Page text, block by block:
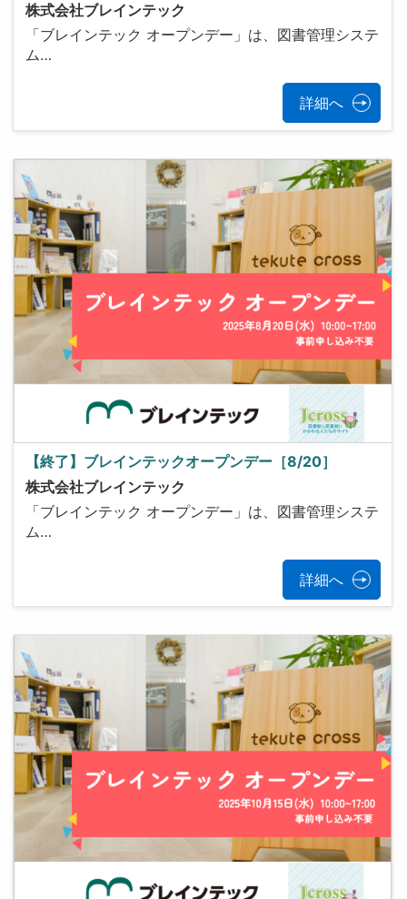
株式会社ブレインテック
「ブレインテック オープンデー」は、図書管理システ
ム…
詳細へ
【終了】ブレインテックオープンデー［8/20］
株式会社ブレインテック
「ブレインテック オープンデー」は、図書管理システ
ム…
詳細へ